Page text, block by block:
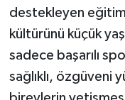
destekleyen
kültürünü küçük
sadece başarılı
sağlıklı, özgüveni